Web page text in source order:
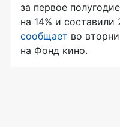
за первое
на 14% и
сообщает во
на Фонд кино.